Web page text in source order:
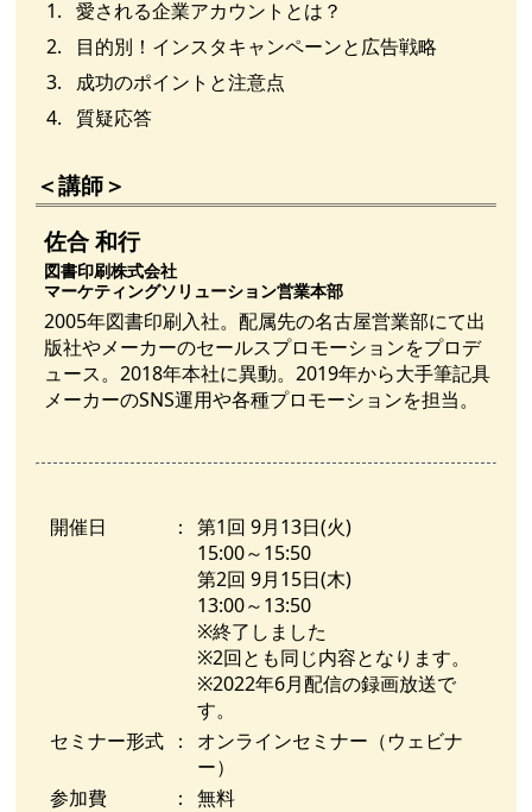
1. 愛される企業アカウントとは？
2.
目的別！インスタキャンペーンと広告戦略
3.
成功のポイントと注意点
4.
質疑応答
＜講師＞
佐合 和行
図書印刷株式会社
マーケティングソリューション営業本部
2005年図書印刷入社。配属先の名古屋営業部にて出
版社やメーカーのセールスプロモーションをプロデ
ュース。2018年本社に異動。2019年から大手筆記具
メーカーのSNS運用や各種プロモーションを担当。
開催日 ： 第1回 9月13日(火)
15:00～15:50
第2回 9月15日(木)
13:00～13:50
※終了しました
※2回とも同じ内容となります。
※2022年6月配信の録画放送で
す。
セミナー形式 ：
オンラインセミナー（ウェビナ
ー）
参加費
： 無料